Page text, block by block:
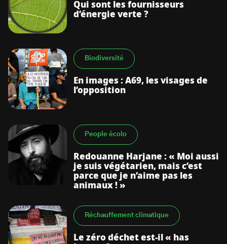
Qui sont les fournisseurs
d’énergie verte ?
Biodiversité
En images : A69, les visages de
l’opposition
People écolo
Redouanne Harjane : « Moi aussi
je suis végétarien, mais c’est
parce que je n’aime pas les
animaux ! »
Réchauffement climatique
Le zéro déchet est-il « has